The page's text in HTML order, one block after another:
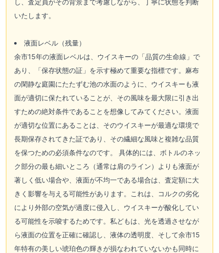
し、査定員がその背景まで考慮しながら、丁寧に状態を判断
いたします。
液面レベル（残量）
余市15年の液面レベルは、ウイスキーの「品質の生命線」で
あり、「保存状態の証」を示す極めて重要な指標です。麻布
の閑静な庭園にたたずむ池の水面のように、ウイスキーも液
面が適切に保たれていることが、その風味を最大限に引き出
すための絶対条件であることを想像してみてください。液面
が適切な位置にあることは、そのウイスキーが最適な環境で
長期保存されてきた証であり、その繊細な風味と複雑な品質
を保つための必須条件なのです。 具体的には、ボトルのネッ
ク部分の最も細いところ（通常は肩のライン）よりも液面が
著しく低い場合や、液面が不均一である場合は、査定額に大
きく影響を与える可能性があります。これは、コルクの劣化
により外部の空気が過度に侵入し、ウイスキーが酸化してい
る可能性を示唆するためです。私どもは、光を透過させなが
ら液面の位置を正確に確認し、液体の透明度、そして余市15
年特有の美しい琥珀色の輝きが損なわれていないかも同時に